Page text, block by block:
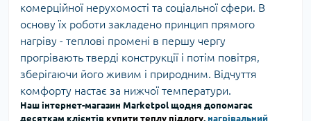
комерційної нерухомості та соціальної сфери. В
основу їх роботи закладено принцип прямого
нагріву - теплові промені в першу чергу
прогрівають тверді конструкції і потім повітря,
зберігаючи його живим і природним. Відчуття
комфорту настає за нижчої температури.
Наш інтернет-магазин Marketpol щодня допомагає
десяткам клієнтів купити теплу підлогу нагрівальний